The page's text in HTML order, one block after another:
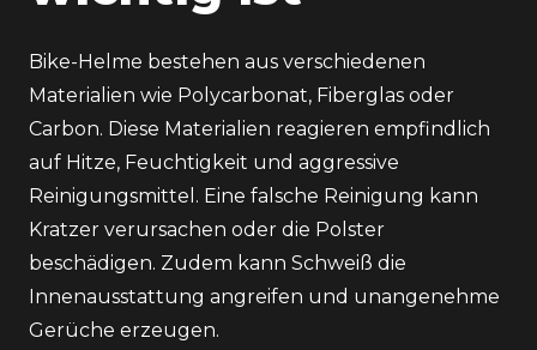
Bike-Helme bestehen aus verschiedenen
Materialien wie Polycarbonat, Fiberglas oder
Carbon. Diese Materialien reagieren empfindlich
auf Hitze, Feuchtigkeit und aggressive
Reinigungsmittel. Eine falsche Reinigung kann
Kratzer verursachen oder die Polster
beschädigen. Zudem kann Schweiß die
Innenausstattung angreifen und unangenehme
Gerüche erzeugen.